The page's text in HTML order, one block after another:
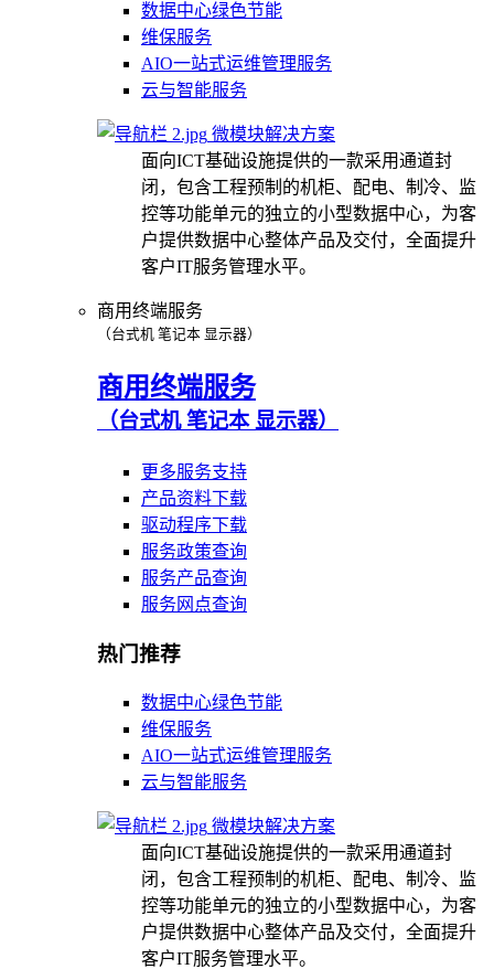
数据中心绿色节能
维保服务
AIO一站式运维管理服务
云与智能服务
微模块解决方案
面向ICT基础设施提供的一款采用通道封
闭，包含工程预制的机柜、配电、制冷、监
控等功能单元的独立的小型数据中心，为客
户提供数据中心整体产品及交付，全面提升
客户IT服务管理水平。
商用终端服务
（台式机 笔记本 显示器）
商用终端服务
（台式机 笔记本 显示器）
更多服务支持
产品资料下载
驱动程序下载
服务政策查询
服务产品查询
服务网点查询
热门推荐
数据中心绿色节能
维保服务
AIO一站式运维管理服务
云与智能服务
微模块解决方案
面向ICT基础设施提供的一款采用通道封
闭，包含工程预制的机柜、配电、制冷、监
控等功能单元的独立的小型数据中心，为客
户提供数据中心整体产品及交付，全面提升
客户IT服务管理水平。